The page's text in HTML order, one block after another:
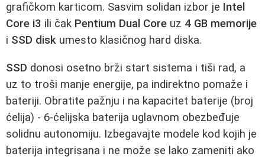
grafičkom karticom. Sasvim solidan izbor je Intel
Core i3 ili čak Pentium Dual Core uz 4 GB memorije
i SSD disk umesto klasičnog hard diska.
SSD donosi osetno brži start sistema i tiši rad, a
uz to troši manje energije, pa indirektno pomaže i
bateriji. Obratite pažnju i na kapacitet baterije (broj
ćelija) - 6-ćelijska baterija uglavnom obezbeđuje
solidnu autonomiju. Izbegavajte modele kod kojih je
baterija integrisana i ne može se lako zameniti ako